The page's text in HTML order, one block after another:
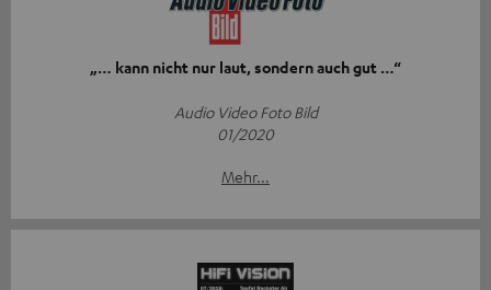
„… kann nicht nur laut, sondern auch gut …“
Audio Video Foto Bild
01/2020
Mehr...